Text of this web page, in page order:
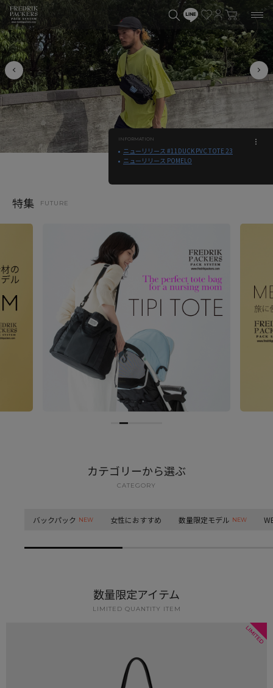
INFORMATION
ニューリリース #11DUCK PVC TOTE 23
ニューリリース POMELO
特集 FUTURE
カテゴリーから選ぶ
CATEGORY
バックパック 女性におすすめ 数量限定モデル
数量限定アイテム
LIMITED QUANTITY ITEM